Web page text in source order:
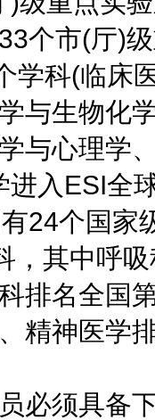
个市(厅)
学科(临床
与生物化
与心理学
进入ESI全
24个国家
，其中呼
排名全国
精神医学
须具备